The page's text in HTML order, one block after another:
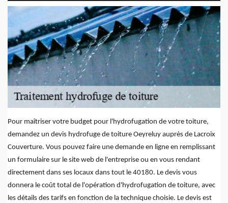
Pour maîtriser votre budget pour l'hydrofugation de votre toiture,
demandez un devis hydrofuge de toiture Oeyreluy auprès de Lacroix
Couverture. Vous pouvez faire une demande en ligne en remplissant
un formulaire sur le site web de l'entreprise ou en vous rendant
directement dans ses locaux dans tout le 40180. Le devis vous
donnera le coût total de l'opération d'hydrofugation de toiture, avec
les détails des tarifs en fonction de la technique choisie. Le devis est